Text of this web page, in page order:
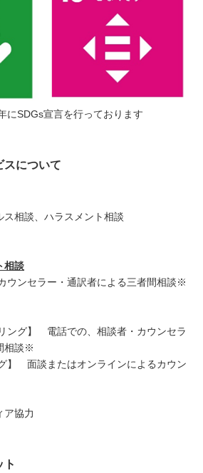
にSDGs宣言を行っております
スについて
相談、ハラスメント相談
相談
ウンセラー・通訳者による三者間相談※
ング】 電話での、相談者・カウンセラ
相談※
】 面談またはオンラインによるカウン
ア協力
ト